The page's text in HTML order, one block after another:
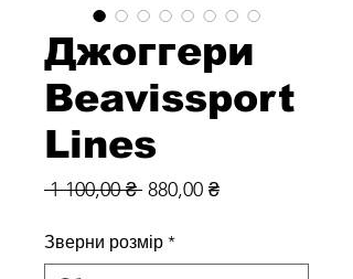
Джоггери
Beavissport
Lines
1 100,00 ₴ Звичайна
880,00 ₴За
Зверни розмір *